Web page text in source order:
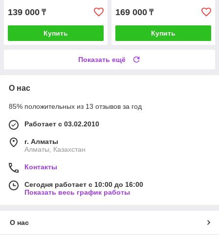
139 000 ₸
Купить
169 000 ₸
Купить
Показать ещё
О нас
85% положительных из 13 отзывов за год
Работает с 03.02.2010
г. Алматы
Алматы, Казахстан
Контакты
Сегодня работает с 10:00 до 16:00
Показать весь график работы
О нас